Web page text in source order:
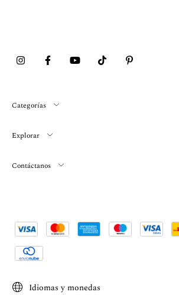
Categorías
Explorar
Contáctanos
Idiomas y monedas